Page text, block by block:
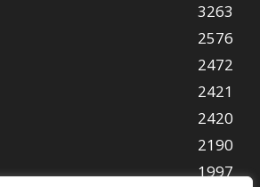
3263
2576
2472
2421
2420
2190
1997